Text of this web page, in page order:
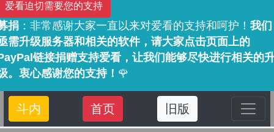
爱看迫切需要您的支持
捐 ：非常感谢大家一直以来对爱看的支持和呵护！ 我们
需升级服务器和相关的软件，请大家点击页面上的
链接捐赠支持爱看，让我们能够尽快进行相关的
。衷心感谢您的支持！ 🌹
斗内 首页 旧版